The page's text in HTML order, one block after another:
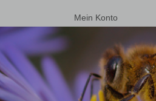
Mein Konto